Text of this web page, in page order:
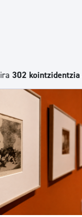
302 kointzidentzia